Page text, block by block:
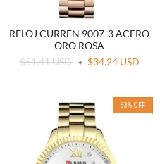
RELOJ CURREN 9007-3 ACERO
ORO ROSA
$51.41 USD
$34.24 USD
33% OFF